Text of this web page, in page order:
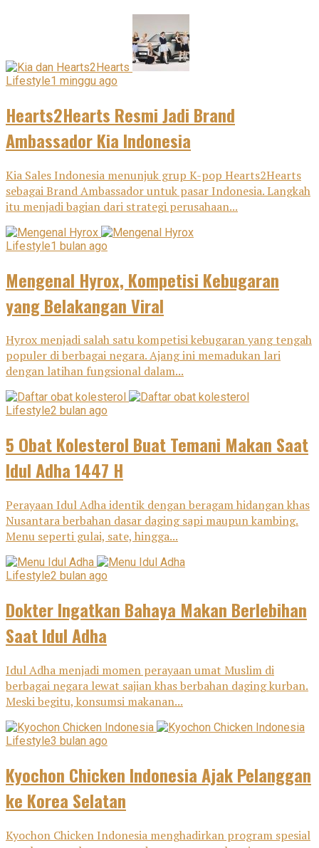
Lifestyle1 minggu ago
Hearts2Hearts Resmi Jadi Brand
Ambassador Kia Indonesia
Kia Sales Indonesia menunjuk grup K-pop Hearts2Hearts
sebagai Brand Ambassador untuk pasar Indonesia. Langkah
itu menjadi bagian dari strategi perusahaan...
Lifestyle1 bulan ago
Mengenal Hyrox, Kompetisi Kebugaran
yang Belakangan Viral
Hyrox menjadi salah satu kompetisi kebugaran yang tengah
populer di berbagai negara. Ajang ini memadukan lari
dengan latihan fungsional dalam...
Lifestyle2 bulan ago
5 Obat Kolesterol Buat Temani Makan Saat
Idul Adha 1447 H
Perayaan Idul Adha identik dengan beragam hidangan khas
Nusantara berbahan dasar daging sapi maupun kambing.
Menu seperti gulai, sate, hingga...
Lifestyle2 bulan ago
Dokter Ingatkan Bahaya Makan Berlebihan
Saat Idul Adha
Idul Adha menjadi momen perayaan umat Muslim di
berbagai negara lewat sajian khas berbahan daging kurban.
Meski begitu, konsumsi makanan...
Lifestyle3 bulan ago
Kyochon Chicken Indonesia Ajak Pelanggan
ke Korea Selatan
Kyochon Chicken Indonesia menghadirkan program spesial